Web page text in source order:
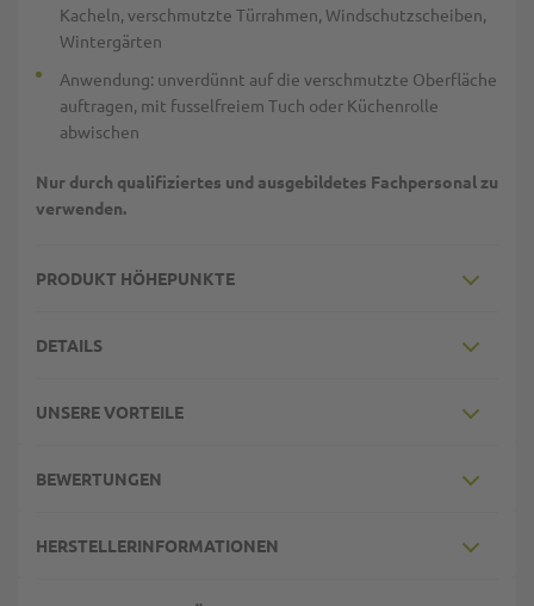
Kacheln, verschmutzte Türrahmen, Windschutzscheiben,
Wintergärten
Anwendung: unverdünnt auf die verschmutzte Oberfläche
auftragen, mit fusselfreiem Tuch oder Küchenrolle
abwischen
Nur durch qualifiziertes und ausgebildetes Fachpersonal zu
verwenden.
PRODUKT HÖHEPUNKTE
DETAILS
UNSERE VORTEILE
BEWERTUNGEN
HERSTELLERINFORMATIONEN